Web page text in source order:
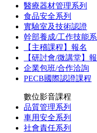
醫療器材管理系列
食品安全系列
實驗室及技術認證
幹部養成/工作技能系
【主稽課程】報名
【研討會/微講堂】
企業包班/合作洽詢
PECB國際認證課程
數位影音課程
品質管理系列
車用安全系列
社會責任系列